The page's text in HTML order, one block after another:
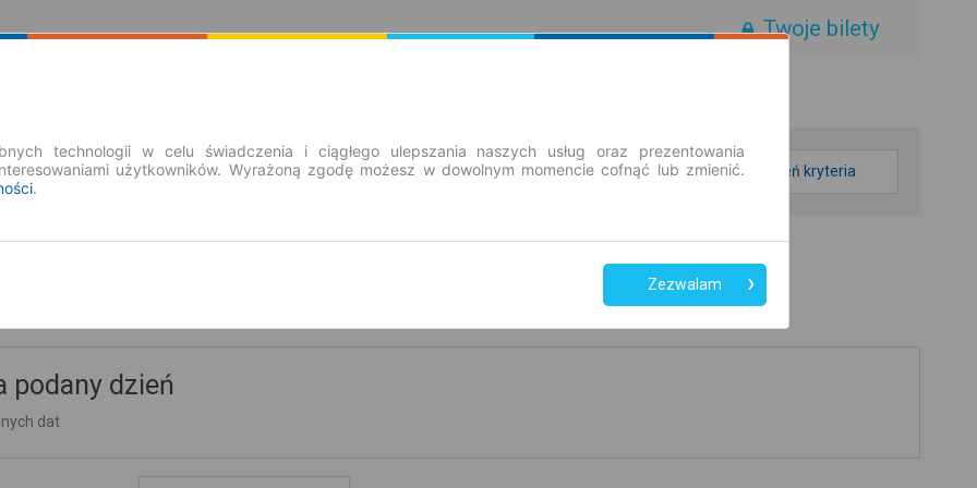
Twoje bilety
zmień kryteria
podany dzień
dat
technologii w celu świadczenia i ciągłego ulepszania naszych usług oraz prezentowania
użytkowników. Wyrażoną zgodę możesz w dowolnym momencie cofnąć lub zmienić.
.
Zezwalam